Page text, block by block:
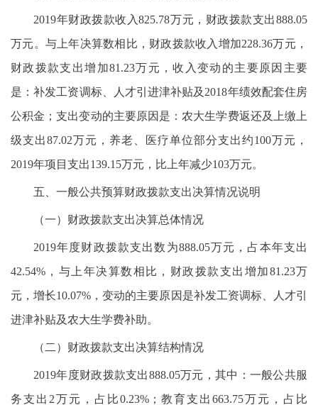
2019年财政拨款收入825.78万元，财政拨款支出888.05
万元。与上年决算数相比，财政拨款收入增加228.36万元，
财政拨款支出增加81.23万元，收入变动的主要原因主要
是：补发工资调标、人才引进津补贴及2018年绩效配套住房
公积金；支出变动的主要原因是：农大生学费返还及上缴上
级支出87.02万元，养老、医疗单位部分支出约100万元，
2019年项目支出139.15万元，比上年减少103万元。
五、一般公共预算财政拨款支出决算情况说明
（一）财政拨款支出决算总体情况
2019年度财政拨款支出数为888.05万元，占本年支出
42.54%，与上年决算数相比，财政拨款支出增加81.23万
元，增长10.07%，变动的主要原因是补发工资调标、人才引
进津补贴及农大生学费补助。
（二）财政拨款支出决算结构情况
2019年度财政拨款支出888.05万元，其中：一般公共服
务支出2万元，占比0.23%；教育支出663.75万元，占比